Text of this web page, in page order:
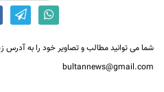
شما می توانید مطالب و تصاویر خود را به آدرس
bultannews@gmail.com